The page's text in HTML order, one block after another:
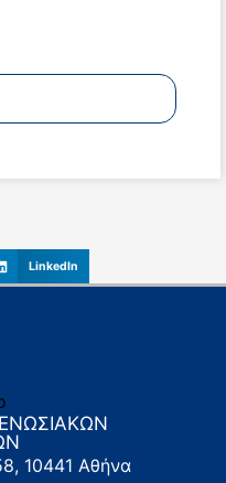
LinkedIn
10441 Αθήνα